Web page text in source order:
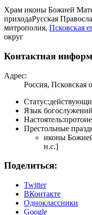
Храм иконы Божией
приходаРусская
митрополия, Псковская
округ
Контактная
Адрес:
Россия, Псковская
Статус:
Язык
Настоятель:
Престольные
иконы
н.с.]
Поделиться:
Twitter
ВКонтакте
Одноклассники
Google